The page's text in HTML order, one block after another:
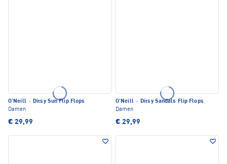
O'Neill · Ditsy Sun Flip Flops
Damen
€ 29,99
O'Neill · Ditsy Sandals Flip Flops
Damen
€ 29,99